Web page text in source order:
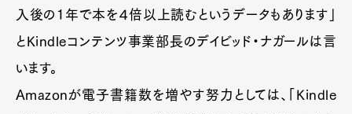
入後の1年で本を４倍以上読むというデータもあります」
とKindleコンテンツ事業部長のデイビッド・ナガールは言
います。
Amazonが電子書籍数を増やす努力としては、「Kindle